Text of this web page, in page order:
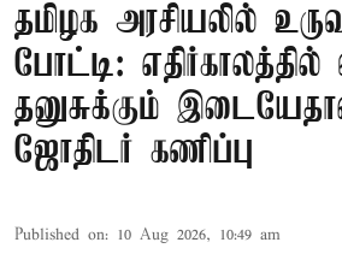
தமிழக அரசியலில்
போட்டி:
தனுசுக்கும்
ஜோதிடர் கணிப்பு
Published on: 10 Aug 2026, 10:49 am